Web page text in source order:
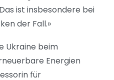
ist insbesondere bei
der Fall.»
Ukraine beim
Energien
für